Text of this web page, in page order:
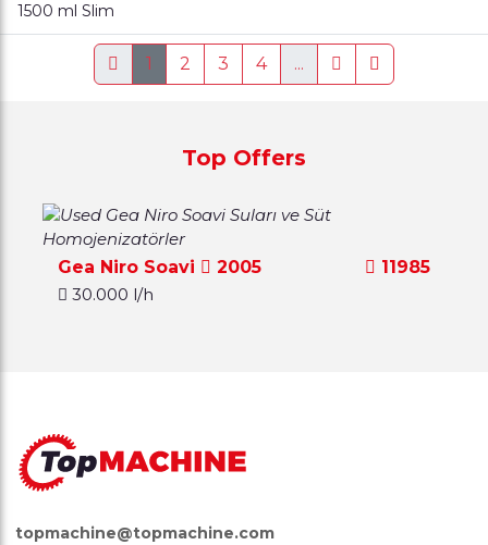
1500 ml Slim
1 2 3 4 ...
Top Offers
Gea Niro Soavi 2005
11985
30.000 l/h
topmachine@topmachine.com